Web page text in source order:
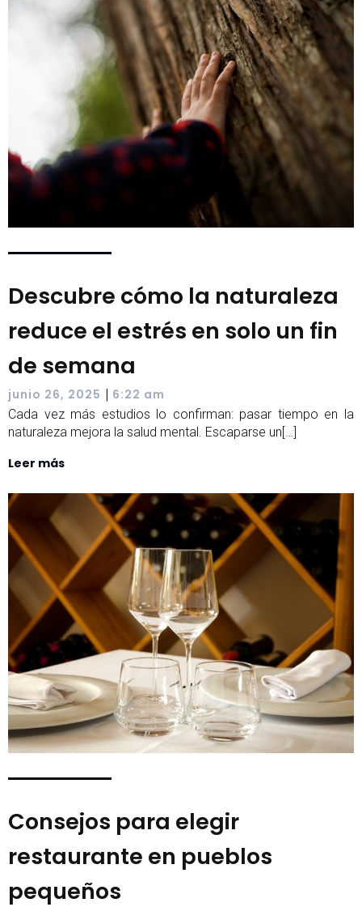
Descubre cómo la naturaleza
reduce el estrés en solo un fin
de semana
junio 26, 2025 | 6:22 am
Cada vez más estudios lo confirman: pasar tiempo en la
naturaleza mejora la salud mental. Escaparse un[…]
Leer más
Consejos para elegir
restaurante en pueblos
pequeños